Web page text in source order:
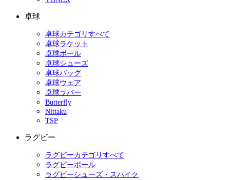
卓球
卓球カテゴリすべて
卓球ラケット
卓球ボール
卓球シューズ
卓球バッグ
卓球ウェア
卓球ラバー
Butterfly
Nittaku
TSP
ラグビー
ラグビーカテゴリすべて
ラグビーボール
ラグビーシューズ・スパイク